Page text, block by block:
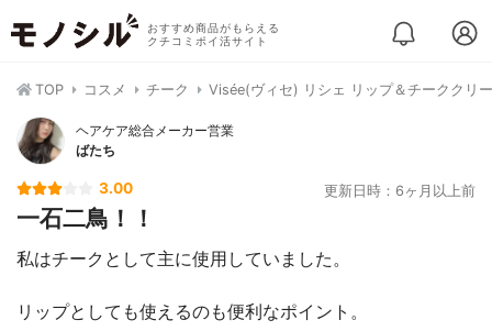
おすすめ商品がもらえる
クチコミポイ活サイト
TOP コスメ チーク Visée(ヴィセ) リシェ リップ＆チーククリ
ヘアケア総合メーカー営業
ばたち
3.00 更新日時：6ヶ月以上前
一石二鳥！！
私はチークとして主に使用していました。
リップとしても使えるのも便利なポイント。